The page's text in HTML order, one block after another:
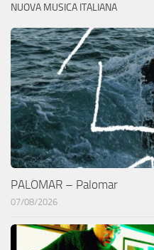
NUOVA MUSICA ITALIANA
PALOMAR – Palomar
07/08/2026